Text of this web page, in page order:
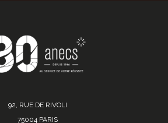
92, RUE DE RIVOLI
75004 PARIS